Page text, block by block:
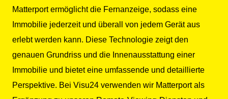
Matterport ermöglicht die Fernanzeige, sodass eine
Immobilie jederzeit und überall von jedem Gerät aus
erlebt werden kann. Diese Technologie zeigt den
genauen Grundriss und die Innenausstattung einer
Immobilie und bietet eine umfassende und detaillierte
Perspektive. Bei Visu24 verwenden wir Matterport als